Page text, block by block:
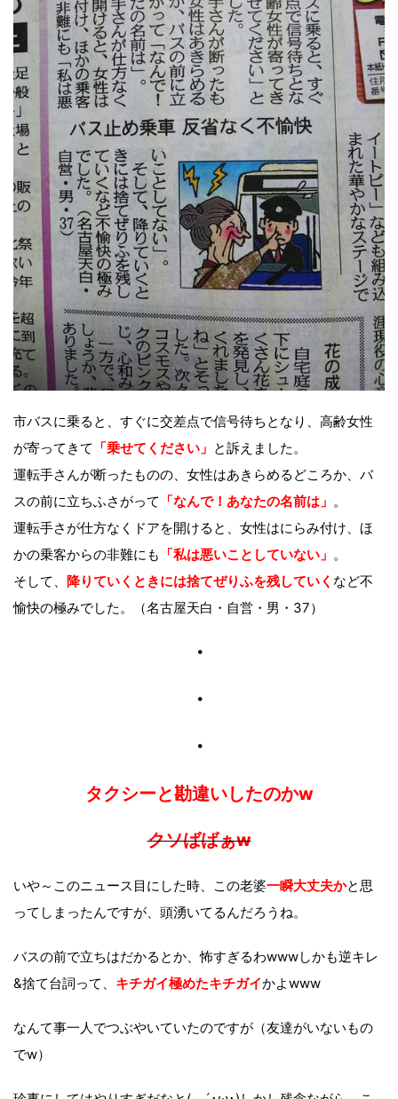
市バスに乗ると、すぐに交差点で信号待ちとなり、高齢女性
が寄ってきて 「乗せてください」 と訴えました。
運転手さんが断ったものの、女性はあきらめるどころか、バ
スの前に立ちふさがって 「なんで！あなたの名前は」 。
運転手さが仕方なくドアを開けると、女性はにらみ付け、ほ
かの乗客からの非難にも 「私は悪いことしていない」 。
そして、 降りていくときには捨てぜりふを残していく など不
愉快の極みでした。（名古屋天白・自営・男・37）
・
・
・
タクシーと勘違いしたのかw
クソばばぁw
いや～このニュース目にした時、この老婆一瞬大丈夫かと思
ってしまったんですが、頭湧いてるんだろうね。
バスの前で立ちはだかるとか、怖すぎるわwwwしかも逆キレ
&捨て台詞って、 キチガイ極めたキチガイかよwww
なんて事一人でつぶやいていたのですが（友達がいないもの
でw）